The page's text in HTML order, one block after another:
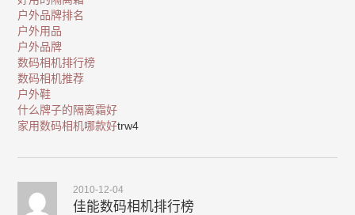
户外品牌排名
户外用品
户外品牌
数码相机排行榜
数码相机推荐
户外鞋
什么牌子的隔离霜好
家用数码相机哪款好trw4
2010-12-04
佳能数码相机排行榜